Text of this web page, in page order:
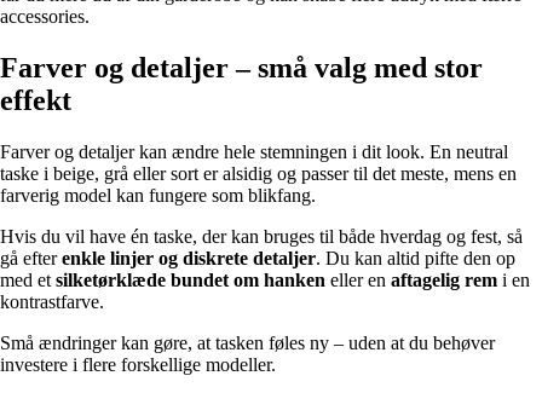
accessories.
Farver og detaljer – små valg med stor
effekt
Farver og detaljer kan ændre hele stemningen i dit look. En neutral
taske i beige, grå eller sort er alsidig og passer til det meste, mens en
farverig model kan fungere som blikfang.
Hvis du vil have én taske, der kan bruges til både hverdag og fest, så
gå efterenkle linjer og diskrete detaljer. Du kan altid pifte den op
med et silketørklæde bundet om hanken eller en aftagelig rem i en
kontrastfarve.
Små ændringer kan gøre, at tasken føles ny – uden at du behøver
investere i flere forskellige modeller.